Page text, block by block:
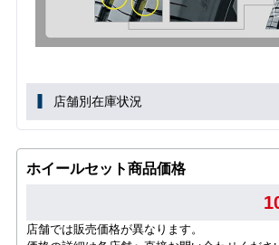
店舗別在庫状況
ホイールセット商品価格
店舗では販売価格が異なります。